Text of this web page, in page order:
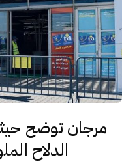
مرجان توضح
الدلاح